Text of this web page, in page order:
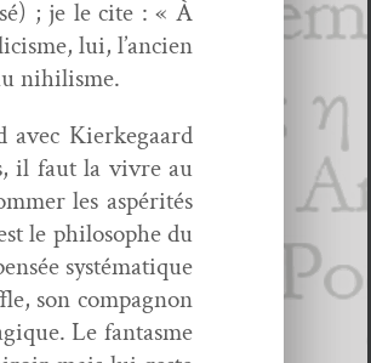
; je le cite : « À
lui, l’ancien
nihilisme.
avec Kierkegaard
il faut la vivre au
les aspérités
le philosophe du
sys­té­ma­tique
son com­pagnon
Le fan­tasme